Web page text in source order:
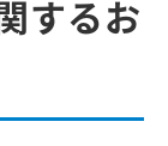
するお